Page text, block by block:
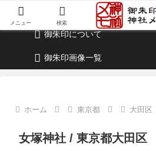
御朱印・参拝記録・神社情
御朱印について
御朱印画像一覧
ホーム 東京都 大田区
女塚神社 / 東京都大田区
メニュー 検索